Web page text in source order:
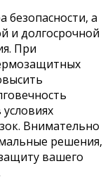
безопасности, а
и долгосрочной
При
Внимательно
решения,
вашего